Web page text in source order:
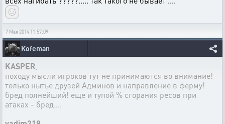
7 Мая 2014 11:57:09
Kofeman
KASPER
походу мысли игроков тут не принимаются во внимание!
только нытье друзей Админов и направление в ферму!
бред полнейший! еще и тупой % сгорания ресов при
атаках - бред....